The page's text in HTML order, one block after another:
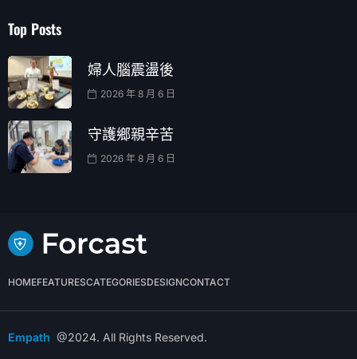
Top Posts
婦人腦震盪後
2026 年 8 月 6 日
守護鄉親辛苦
2026 年 8 月 6 日
HOMEFEATURESCATEGORIESDESIGNCONTACT
Empath @2024. All Rights Reserved.